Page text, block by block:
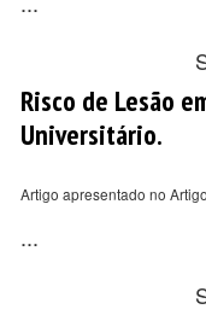
Risco de Lesão
Universitário.
Artigo apresentado no
...